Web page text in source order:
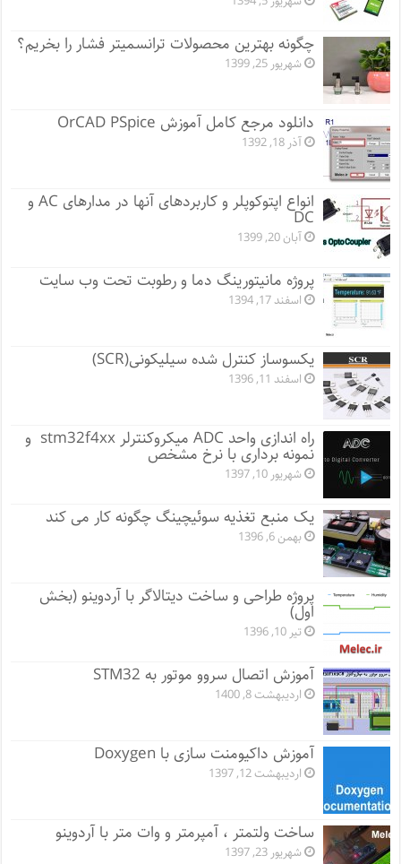
چگونه بهترین محصولات ترانسمیتر فشار را بخریم؟
شهریور 25, 1399
دانلود مرجع کامل آموزش OrCAD PSpice
آذر 18, 1392
انواع اپتوکوپلر و کاربردهای آنها در مدارهای AC و
DC
آبان 20, 1399
پروژه مانيتورينگ دما و رطوبت تحت وب سایت
اسفند 17, 1394
یکسوساز کنترل شده سیلیکونی(SCR)
اسفند 11, 1396
راه اندازی واحد ADC میکروکنترلر stm32f4xx و
نمونه برداری با نرخ مشخص
شهریور 10, 1397
یک منبع تغذیه سوئیچینگ چگونه کار می کند
بهمن 6, 1396
پروژه طراحی و ساخت دیتالاگر با آردوینو (بخش
اول)
تیر 10, 1396
آموزش اتصال سروو موتور به STM32
اردیبهشت 8, 1400
آموزش داکیومنت سازی با Doxygen
اردیبهشت 12, 1397
ساخت ولتمتر ، آمپرمتر و وات متر با آردوینو
شهریور 23, 1397